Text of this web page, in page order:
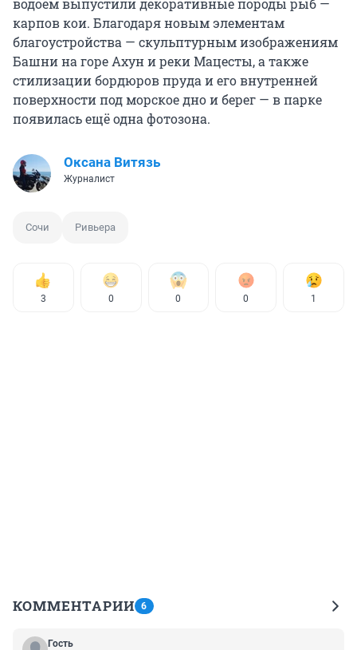
водоём выпустили декоративные породы рыб —
карпов кои. Благодаря новым элементам
благоустройства — скульптурным изображениям
Башни на горе Ахун и реки Мацесты, а также
стилизации бордюров пруда и его внутренней
поверхности под морское дно и берег — в парке
появилась ещё одна фотозона.
Оксана Витязь
Журналист
Сочи Ривьера
3 0 0 0 1
КОММЕНТАРИИ 6
Гость